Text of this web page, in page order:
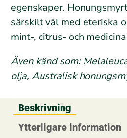
egenskaper.
särskilt väl med eteriska
mint-, citrus- och
Även känd som:
olja, Australisk
Beskrivning
Ytterligare information